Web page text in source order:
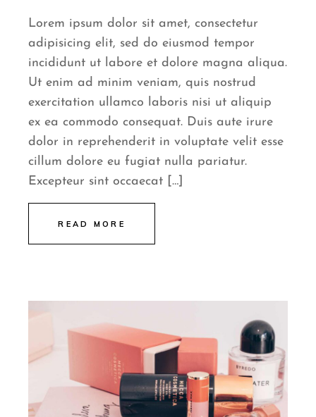
Lorem ipsum dolor sit amet, consectetur
adipisicing elit, sed do eiusmod tempor
incididunt ut labore et dolore magna aliqua.
Ut enim ad minim veniam, quis nostrud
exercitation ullamco laboris nisi ut aliquip
ex ea commodo consequat. Duis aute irure
dolor in reprehenderit in voluptate velit esse
cillum dolore eu fugiat nulla pariatur.
Excepteur sint occaecat […]
READ MORE